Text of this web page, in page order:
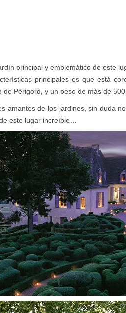
principal y emblemático de este
principales es que está
de Périgord, y un peso de más de
amantes de los jardines, sin duda
este lugar increíble…